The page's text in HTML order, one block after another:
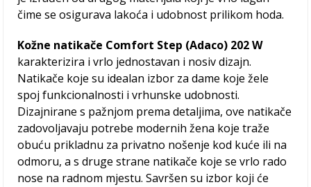
čime se osigurava lakoća i udobnost prilikom hoda.
Kožne natikače Comfort Step (Adaco) 202 W
karakterizira i vrlo jednostavan i nosiv dizajn.
Natikače koje su idealan izbor za dame koje žele
spoj funkcionalnosti i vrhunske udobnosti.
Dizajnirane s pažnjom prema detaljima, ove natikače
zadovoljavaju potrebe modernih žena koje traže
obuću prikladnu za privatno nošenje kod kuće ili na
odmoru, a s druge strane natikače koje se vrlo rado
nose na radnom mjestu. Savršen su izbor koji će